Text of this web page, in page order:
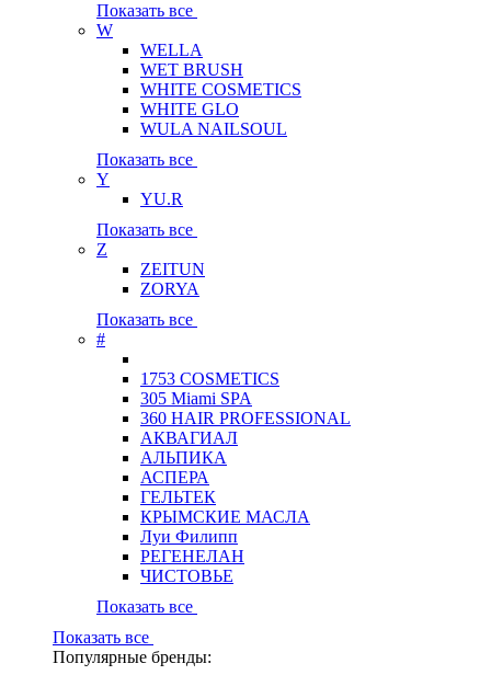
Показать все
W
WELLA
WET BRUSH
WHITE COSMETICS
WHITE GLO
WULA NAILSOUL
Показать все
Y
YU.R
Показать все
Z
ZEITUN
ZORYA
Показать все
#
1753 COSMETICS
305 Miami SPA
360 HAIR PROFESSIONAL
АКВАГИАЛ
АЛЬПИКА
АСПЕРА
ГЕЛЬТЕК
КРЫМСКИЕ МАСЛА
Луи Филипп
РЕГЕНЕЛАН
ЧИСТОВЬЕ
Показать все
Показать все
Популярные бренды: